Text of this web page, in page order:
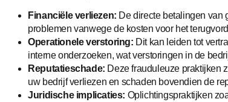
Financiële verliezen: De directe betalingen van
problemen vanwege de kosten voor het
Operationele verstoring: Dit kan leiden tot
interne onderzoeken, wat verstoringen in de
Reputatieschade: Deze frauduleuze praktijken
uw bedrijf verliezen en schaden bovendien de
Juridische implicaties: Oplichtingspraktijken